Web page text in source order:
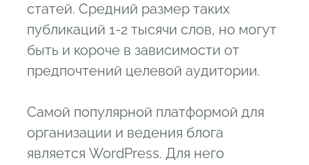
статей. Средний размер таких
публикаций 1-2 тысячи слов, но могут
быть и короче в зависимости от
предпочтений целевой аудитории.
Самой популярной платформой для
организации и ведения блога
является WordPress. Для него